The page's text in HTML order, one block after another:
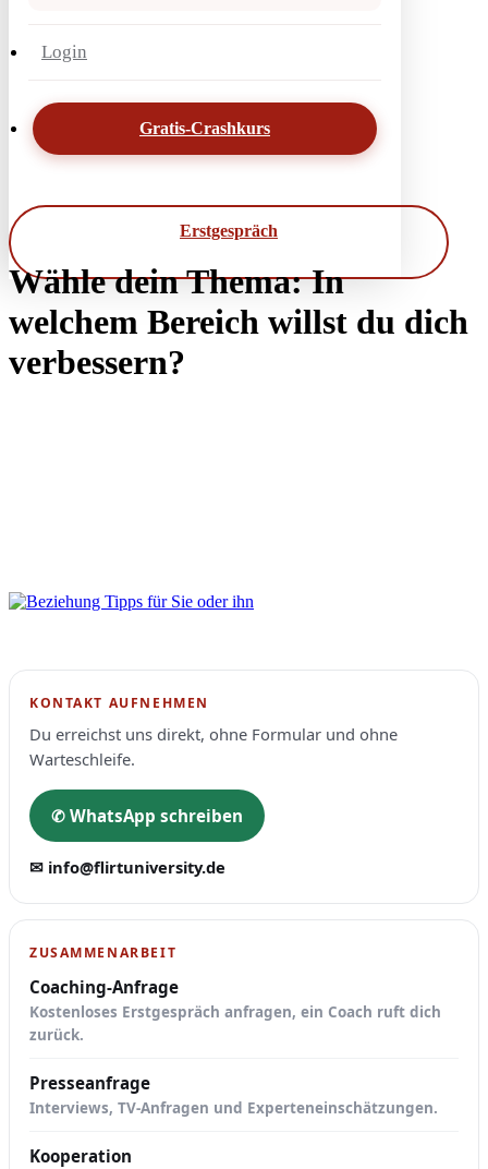
Login
Gratis-Crashkurs
Erstgespräch
Wähle dein Thema: In
welchem Bereich willst du dich
verbessern?
KONTAKT AUFNEHMEN
Du erreichst uns direkt, ohne Formular und ohne
Warteschleife.
✆ WhatsApp schreiben
✉ info@flirtuniversity.de
ZUSAMMENARBEIT
Coaching-Anfrage
Kostenloses Erstgespräch anfragen, ein Coach ruft dich
zurück.
Presseanfrage
Interviews, TV-Anfragen und Experteneinschätzungen.
Kooperation